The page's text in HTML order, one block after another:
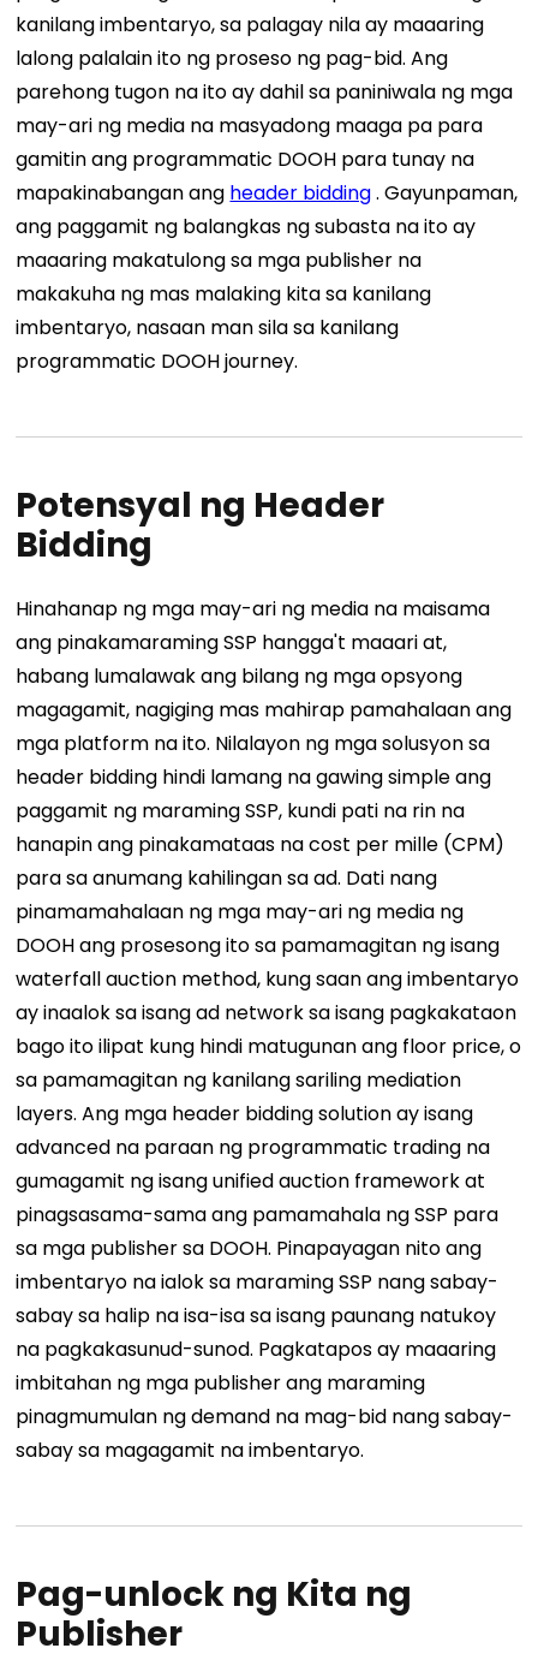
kanilang imbentaryo, sa palagay nila ay maaaring
lalong palalain ito ng proseso ng pag-bid. Ang
parehong tugon na ito ay dahil sa paniniwala ng mga
may-ari ng media na masyadong maaga pa para
gamitin ang programmatic DOOH para tunay na
mapakinabangan ang header bidding. Gayunpaman,
ang paggamit ng balangkas ng subasta na ito ay
maaaring makatulong sa mga publisher na
makakuha ng mas malaking kita sa kanilang
imbentaryo, nasaan man sila sa kanilang
programmatic DOOH journey.
Potensyal ng Header
Bidding
Hinahanap ng mga may-ari ng media na maisama
ang pinakamaraming SSP hangga't maaari at,
habang lumalawak ang bilang ng mga opsyong
magagamit, nagiging mas mahirap pamahalaan ang
mga platform na ito. Nilalayon ng mga solusyon sa
header bidding hindi lamang na gawing simple ang
paggamit ng maraming SSP, kundi pati na rin na
hanapin ang pinakamataas na cost per mille (CPM)
para sa anumang kahilingan sa ad. Dati nang
pinamamahalaan ng mga may-ari ng media ng
DOOH ang prosesong ito sa pamamagitan ng isang
waterfall auction method, kung saan ang imbentaryo
ay inaalok sa isang ad network sa isang pagkakataon
bago ito ilipat kung hindi matugunan ang floor price, o
sa pamamagitan ng kanilang sariling mediation
layers. Ang mga header bidding solution ay isang
advanced na paraan ng programmatic trading na
gumagamit ng isang unified auction framework at
pinagsasama-sama ang pamamahala ng SSP para
sa mga publisher sa DOOH. Pinapayagan nito ang
imbentaryo na ialok sa maraming SSP nang sabay-
sabay sa halip na isa-isa sa isang paunang natukoy
na pagkakasunud-sunod. Pagkatapos ay maaaring
imbitahan ng mga publisher ang maraming
pinagmumulan ng demand na mag-bid nang sabay-
sabay sa magagamit na imbentaryo.
Pag-unlock ng Kita ng
Publisher